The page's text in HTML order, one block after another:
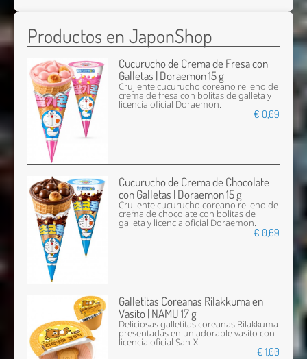
Productos en JaponShop
Cucurucho de Crema de Fresa con
Galletas | Doraemon 15 g
Crujiente cucurucho coreano relleno de
crema de fresa con bolitas de galleta y
licencia oficial Doraemon.
€ 0,69
Cucurucho de Crema de Chocolate
con Galletas | Doraemon 15 g
Crujiente cucurucho coreano relleno de
crema de chocolate con bolitas de
galleta y licencia oficial Doraemon.
€ 0,69
Galletitas Coreanas Rilakkuma en
Vasito | NAMU 17 g
Deliciosas galletitas coreanas Rilakkuma
presentadas en un adorable vasito con
licencia oficial San-X.
€ 1,00